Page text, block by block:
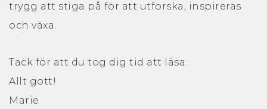
trygg att stiga på för att utforska, inspireras
och växa.
Tack för att du tog dig tid att läsa.
Allt gott!
Marie